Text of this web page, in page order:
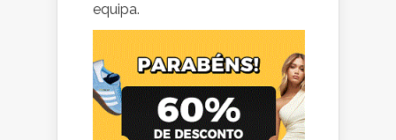
equipa.